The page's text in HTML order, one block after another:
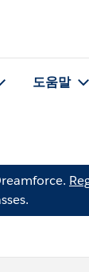
도움말